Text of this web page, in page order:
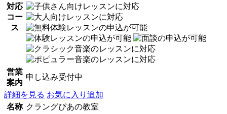
対応
コー
ス
営業
案内
申し込み受付中
詳細を見る お気に入り追加
名称 クラングぴあの教室